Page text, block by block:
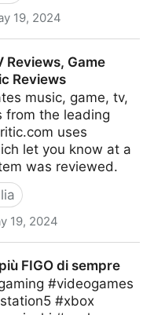
19, 2024
Reviews, Game
Reviews
music, game, tv,
from the leading
uses
let you know at a
was reviewed.
19, 2024
FIGO di sempre
#videogames
#xbox